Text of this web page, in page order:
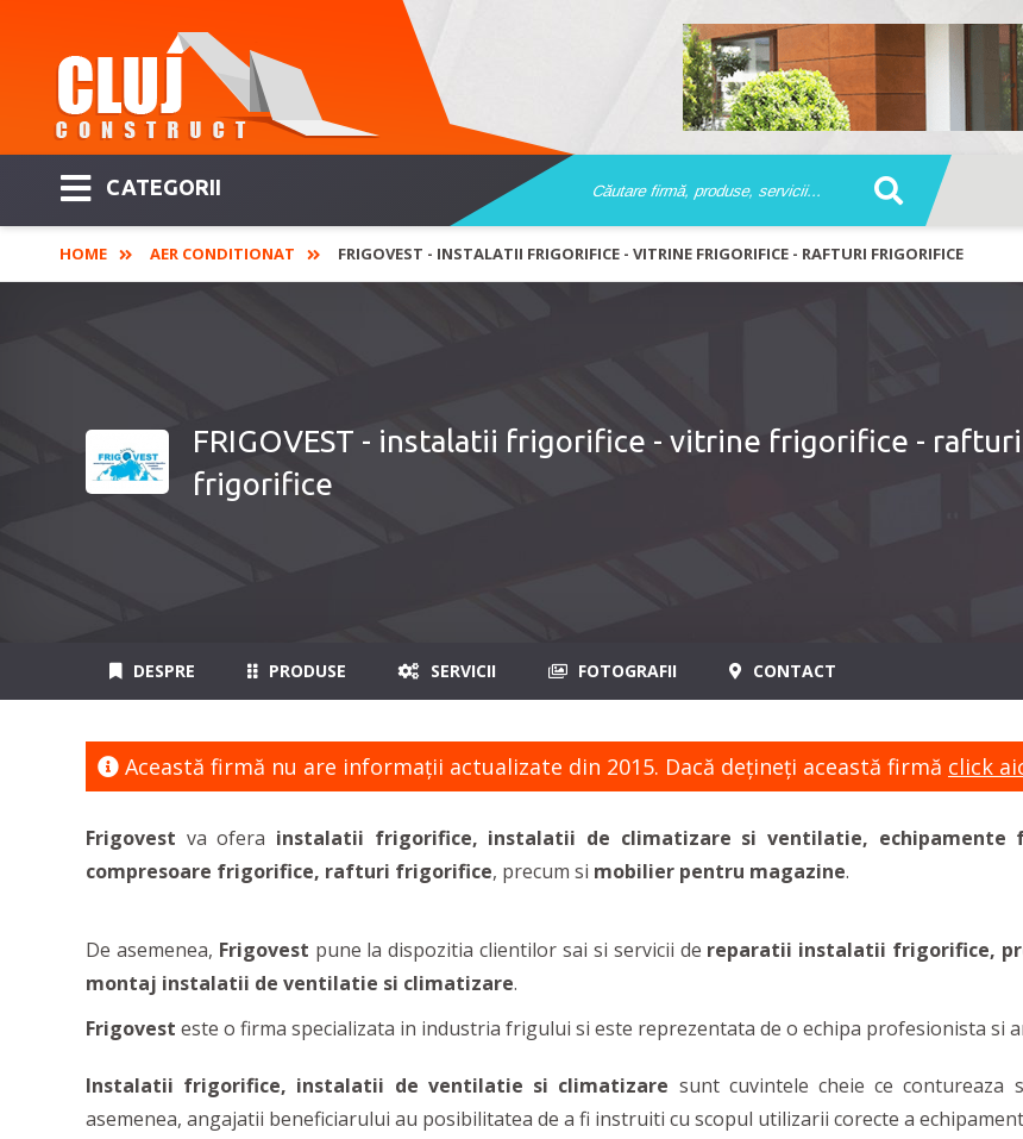
CATEGORII
HOME AER CONDITIONAT FRIGOVEST - INSTALATII FRIGORIFICE - VITRINE FRIGORIFICE - RAFTURI FRIGORIFICE
FRIGOVEST - instalatii frigorifice - vitrine frigorifice - rafturi
frigorifice
DESPRE PRODUSE SERVICII FOTOGRAFII CONTACT
Această firmă nu are informaţii actualizate din 2015. Dacă dețineți această firmă click
Frigovest va ofera instalatii frigorifice, instalatii de climatizare si ventilatie,
compresoare frigorifice, rafturi frigorifice, precum si mobilier pentru magazine.
De asemenea, Frigovest pune la dispozitia clientilor sai si servicii de reparatii instalatii frigorifice,
montaj instalatii de ventilatie si climatizare.
Frigovest este o firma specializata in industria frigului si este reprezentata de o echipa profesionista si
Instalatii frigorifice, instalatii de ventilatie si climatizare sunt cuvintele cheie ce contureaza
asemenea, angajatii beneficiarului au posibilitatea de a fi instruiti cu scopul utilizarii corecte a